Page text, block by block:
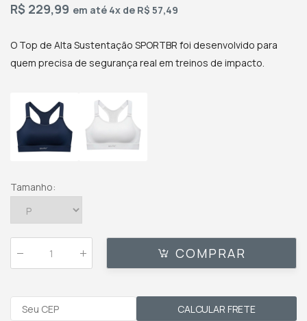
R$ 229,99 em até 4x de R$ 57,49
O Top de Alta Sustentação SPORTBR foi desenvolvido para
quem precisa de segurança real em treinos de impacto.
Tamanho:
COMPRAR
CALCULAR FRETE